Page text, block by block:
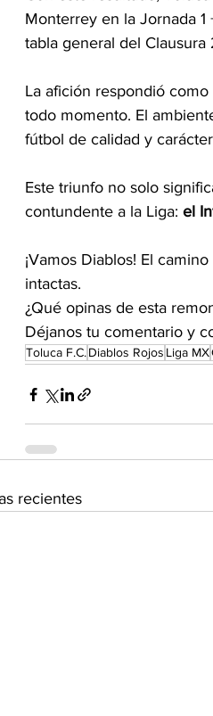
Monterrey en la Jornada
tabla general del
La afición respondió
todo momento. El
fútbol de calidad y
Este triunfo no solo
contundente a la Liga: el
¡Vamos Diablos! El
intactas.
¿Qué opinas de esta
Déjanos tu comentario y
Toluca F.C.Diablos Rojos Liga MX
recientes